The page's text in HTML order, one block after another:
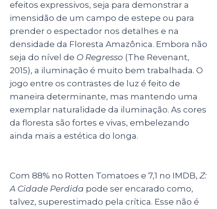
efeitos expressivos, seja para demonstrar a
imensidão de um campo de estepe ou para
prender o espectador nos detalhes e na
densidade da Floresta Amazônica. Embora não
seja do nível de O Regresso (The Revenant,
2015), a iluminação é muito bem trabalhada. O
jogo entre os contrastes de luz é feito de
maneira determinante, mas mantendo uma
exemplar naturalidade da iluminação. As cores
da floresta são fortes e vivas, embelezando
ainda mais a estética do longa.
Com 88% no Rotten Tomatoes e 7,1 no IMDB, Z:
A Cidade Perdida pode ser encarado como,
talvez, superestimado pela crítica. Esse não é